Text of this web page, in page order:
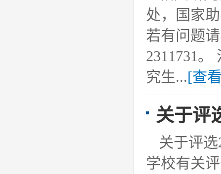
处，国家
若有问题
2311731
究生...[查
关于评
关于评
学校有关